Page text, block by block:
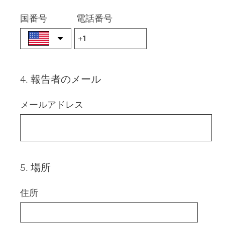
国番号 電話番号
Question
4. 報告者のメール
メールアドレス
Question
5. 場所
住所